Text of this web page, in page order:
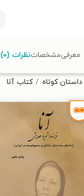
تخفیف از طاقچه دریافت کن.
داستان کوتاه کتاب آنا
معرفیمشخصاتنظرات (۰)